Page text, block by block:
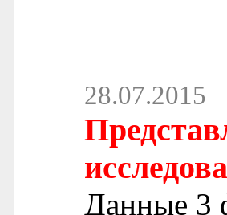
28.07.2015
Данные 3